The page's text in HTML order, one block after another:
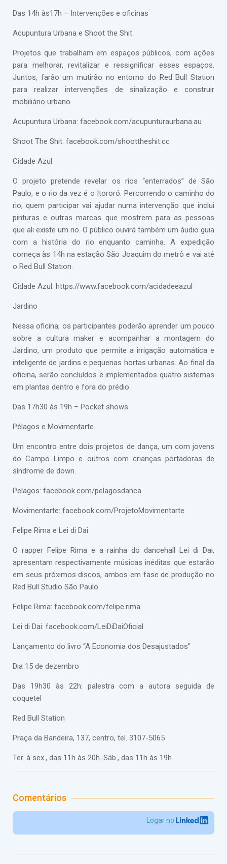
Das 14h às17h – Intervenções e oficinas
Acupuntura Urbana e Shoot the Shit
Projetos que trabalham em espaços públicos, com ações
para melhorar, revitalizar e ressignificar esses espaços.
Juntos, farão um mutirão no entorno do Red Bull Station
para realizar intervenções de sinalização e construir
mobiliário urbano.
Acupuntura Urbana: facebook.com/acupunturaurbana.au
Shoot The Shit: facebook.com/shoottheshit.cc
Cidade Azul
O projeto pretende revelar os rios “enterrados” de São
Paulo, e o rio da vez é o Itororó. Percorrendo o caminho do
rio, quem participar vai ajudar numa intervenção que inclui
pinturas e outras marcas que mostrem para as pessoas
que ali existe um rio. O público ouvirá também um áudio guia
com a história do rio enquanto caminha. A expedição
começa às 14h na estação São Joaquim do metrô e vai até
o Red Bull Station.
Cidade Azul: https://www.facebook.com/acidadeeazul
Jardino
Nessa oficina, os participantes poderão aprender um pouco
sobre a cultura maker e acompanhar a montagem do
Jardino, um produto que permite a irrigação automática e
inteligente de jardins e pequenas hortas urbanas. Ao final da
oficina, serão concluídos e implementados quatro sistemas
em plantas dentro e fora do prédio.
Das 17h30 às 19h – Pocket shows
Pélagos e Movimentarte
Um encontro entre dois projetos de dança, um com jovens
do Campo Limpo e outros com crianças portadoras de
síndrome de down.
Pelagos: facebook.com/pelagosdanca
Movimentarte: facebook.com/ProjetoMovimentarte
Felipe Rima e Lei di Dai
O rapper Felipe Rima e a rainha do dancehall Lei di Dai,
apresentam respectivamente músicas inéditas que estarão
em seus próximos discos, ambos em fase de produção no
Red Bull Studio São Paulo.
Felipe Rima: facebook.com/felipe.rima
Lei di Dai: facebook.com/LeiDiDaiOficial
Lançamento do livro “A Economia dos Desajustados”
Dia 15 de dezembro
Das 19h30 às 22h: palestra com a autora seguida de
coquetel
Red Bull Station
Praça da Bandeira, 137, centro, tel. 3107-5065
Ter. à sex., das 11h às 20h. Sáb., das 11h às 19h
Comentários
Logar no